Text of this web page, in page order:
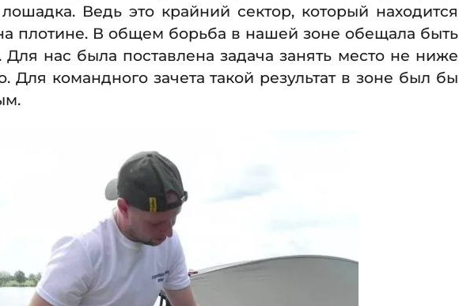
Ведь это крайний сектор, который находится
плотине. В общем борьба в нашей зоне обещала быть
Для нас была поставлена задача занять место не ниже
Для командного зачета такой результат в зоне был бы